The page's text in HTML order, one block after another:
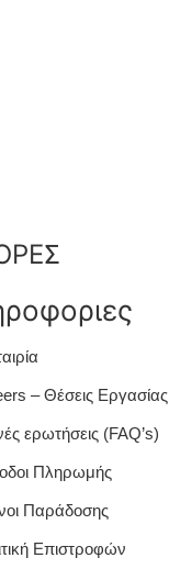
– Θέσεις Εργασίας
ερωτήσεις (FAQ’s)
Πληρωμής
Παράδοσης
Επιστροφών